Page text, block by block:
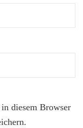
diesem Browser